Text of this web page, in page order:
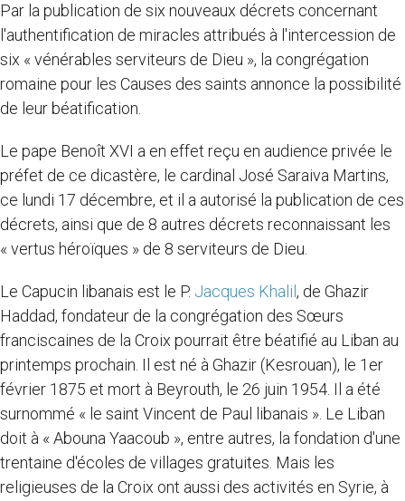
Par la publication de six nouveaux décrets concernant
l'authentification de miracles attribués à l'intercession de
six « vénérables serviteurs de Dieu », la congrégation
romaine pour les Causes des saints annonce la possibilité
de leur béatification.
Le pape Benoît XVI a en effet reçu en audience privée le
préfet de ce dicastère, le cardinal José Saraiva Martins,
ce lundi 17 décembre, et il a autorisé la publication de ces
décrets, ainsi que de 8 autres décrets reconnaissant les
« vertus héroïques » de 8 serviteurs de Dieu.
Le Capucin libanais est le P. Jacques Khalil , de Ghazir
Haddad, fondateur de la congrégation des Sœurs
franciscaines de la Croix pourrait être béatifié au Liban au
printemps prochain. Il est né à Ghazir (Kesrouan), le 1er
février 1875 et mort à Beyrouth, le 26 juin 1954. Il a été
surnommé « le saint Vincent de Paul libanais ». Le Liban
doit à « Abouna Yaacoub », entre autres, la fondation d'une
trentaine d'écoles de villages gratuites. Mais les
religieuses de la Croix ont aussi des activités en Syrie, à